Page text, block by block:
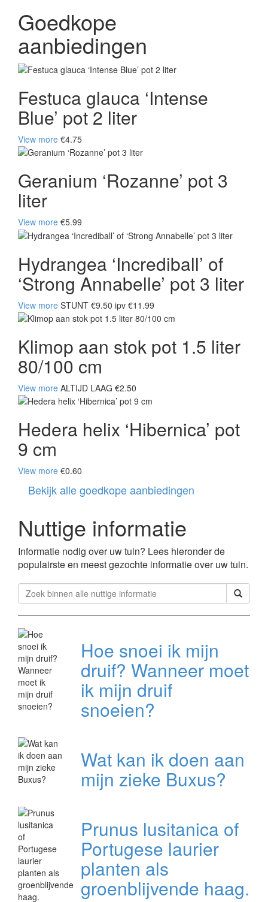
Goedkope
aanbiedingen
Festuca glauca ‘Intense
Blue’ pot 2 liter
View more €4.75
Geranium ‘Rozanne’ pot 3
liter
View more €5.99
Hydrangea ‘Incrediball’ of
‘Strong Annabelle’ pot 3 liter
View more STUNT €9.50 ipv €11.99
Klimop aan stok pot 1.5 liter
80/100 cm
View more ALTIJD LAAG €2.50
Hedera helix ‘Hibernica’ pot
9 cm
View more €0.60
Bekijk alle goedkope aanbiedingen
Nuttige informatie
Informatie nodig over uw tuin? Lees hieronder de
populairste en meest gezochte informatie over uw tuin.
Hoe snoei ik mijn
druif? Wanneer moet
ik mijn druif
snoeien?
Wat kan ik doen aan
mijn zieke Buxus?
Prunus lusitanica of
Portugese laurier
planten als
groenblijvende haag.